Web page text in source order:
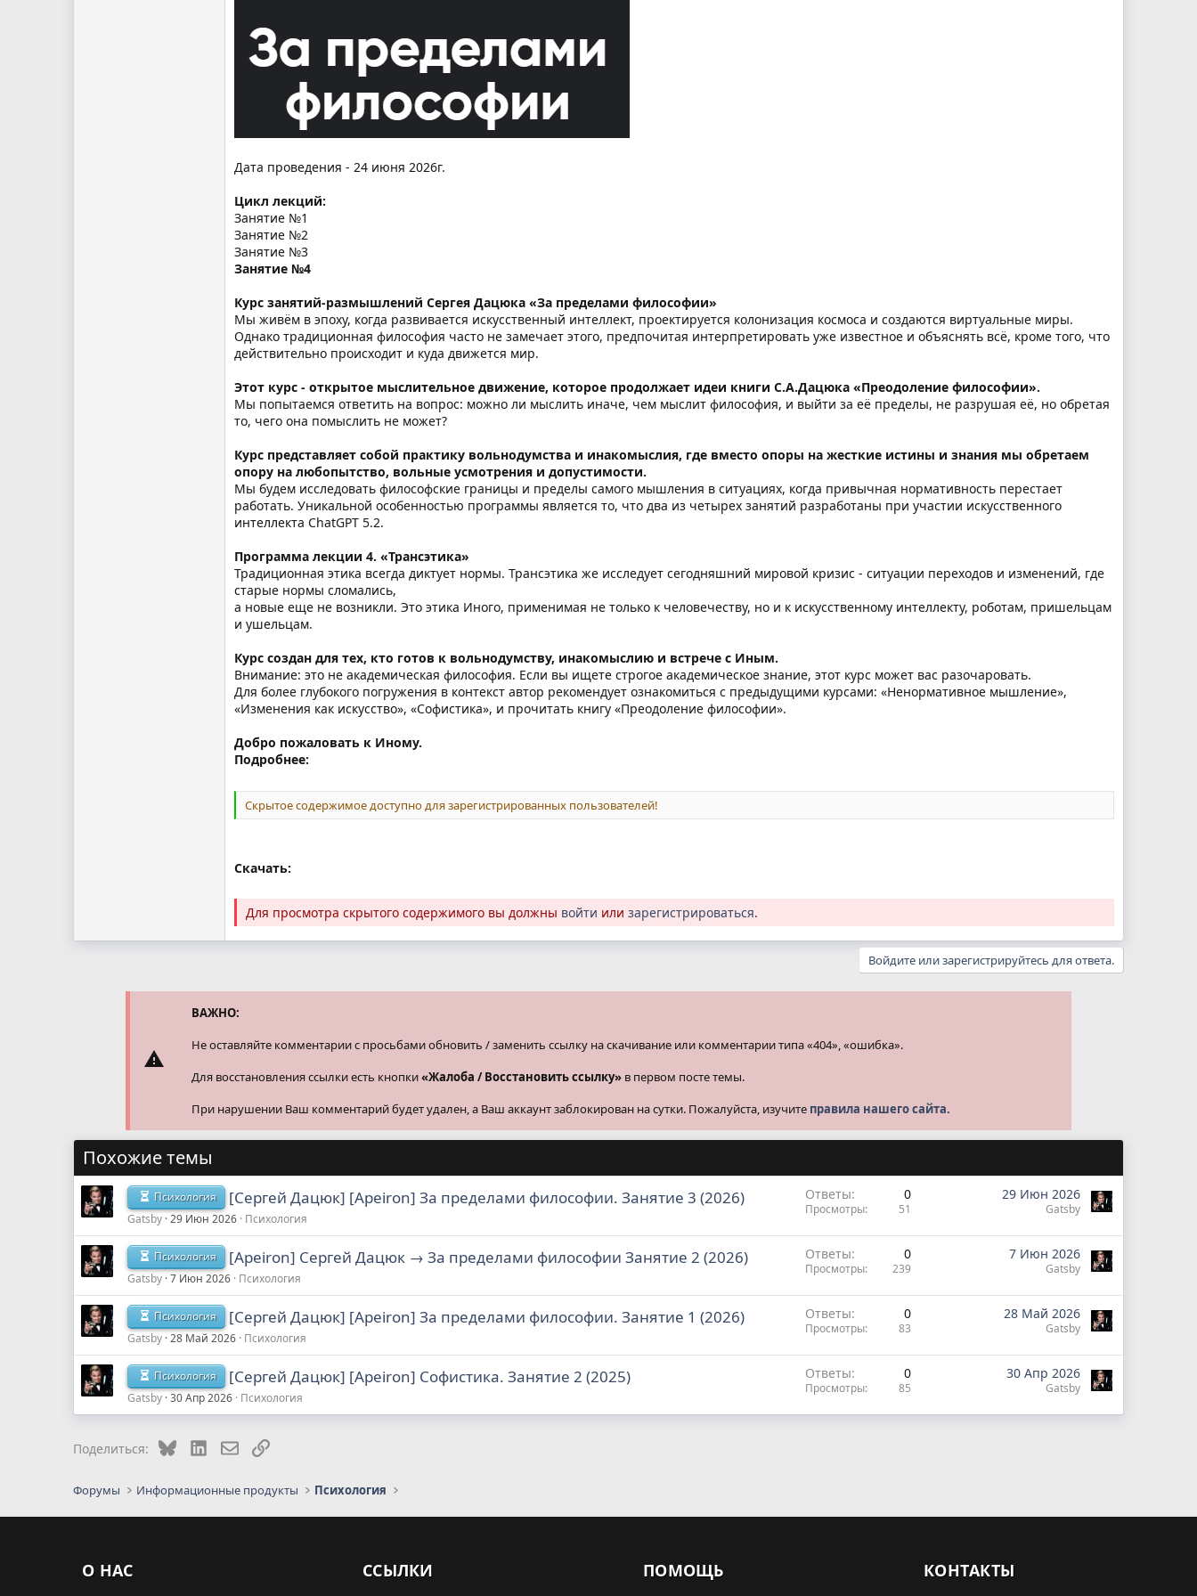
Дата проведения - 24 июня 2026г.
Цикл лекций:
Занятие №1
Занятие №2
Занятие №3
Занятие №4
Курс занятий-размышлений Сергея Дацюка «За пределами философии»
Мы живём в эпоху, когда развивается искусственный интеллект, проектируется колонизация космоса и создаются виртуальные миры.
Однако традиционная философия часто не замечает этого, предпочитая интерпретировать уже известное и объяснять всё, кроме того, что
действительно происходит и куда движется мир.
Этот курс - открытое мыслительное движение, которое продолжает идеи книги С.А.Дацюка «Преодоление философии».
Мы попытаемся ответить на вопрос: можно ли мыслить иначе, чем мыслит философия, и выйти за её пределы, не разрушая её, но обретая
то, чего она помыслить не может?
Курс представляет собой практику вольнодумства и инакомыслия, где вместо опоры на жесткие истины и знания мы обретаем
опору на любопытство, вольные усмотрения и допустимости.
Мы будем исследовать философские границы и пределы самого мышления в ситуациях, когда привычная нормативность перестает
работать. Уникальной особенностью программы является то, что два из четырех занятий разработаны при участии искусственного
интеллекта ChatGPT 5.2.
Программа лекции 4. «Трансэтика»
Традиционная этика всегда диктует нормы. Трансэтика же исследует сегодняшний мировой кризис - ситуации переходов и изменений, где
старые нормы сломались,
а новые еще не возникли. Это этика Иного, применимая не только к человечеству, но и к искусственному интеллекту, роботам, пришельцам
и ушельцам.
Курс создан для тех, кто готов к вольнодумству, инакомыслию и встрече с Иным.
Внимание: это не академическая философия. Если вы ищете строгое академическое знание, этот курс может вас разочаровать.
Для более глубокого погружения в контекст автор рекомендует ознакомиться с предыдущими курсами: «Ненормативное мышление»,
«Изменения как искусство», «Софистика», и прочитать книгу «Преодоление философии».
Добро пожаловать к Иному.
Подробнее:
Скрытое содержимое доступно для зарегистрированных пользователей!
Скачать:
Для просмотра скрытого содержимого вы должны войти или зарегистрироваться.
Войдите или зарегистрируйтесь для ответа.
ВАЖНО:
Не оставляйте комментарии с просьбами обновить / заменить ссылку на скачивание или комментарии типа «404», «ошибка».
Для восстановления ссылки есть кнопки«Жалоба / Восстановить ссылку» в первом посте темы.
При нарушении Ваш комментарий будет удален, а Ваш аккаунт заблокирован на сутки. Пожалуйста, изучите правила нашего сайта.
Похожие темы
Психология [Сергей Дацюк] [Apeiron] За пределами философии. Занятие 3 (2026)
Gatsby 29 Июн 2026 Психология
Ответы 0
Просмотры 51
29 Июн 2026
Gatsby
Психология [Apeiron] Сергей Дацюк → За пределами философии Занятие 2 (2026)
Gatsby 7 Июн 2026 Психология
Ответы 0
Просмотры 239
7 Июн 2026
Gatsby
Психология [Сергей Дацюк] [Apeiron] За пределами философии. Занятие 1 (2026)
Gatsby 28 Май 2026 Психология
Ответы 0
Просмотры 83
28 Май 2026
Gatsby
Психология [Сергей Дацюк] [Apeiron] Софистика. Занятие 2 (2025)
Gatsby 30 Апр 2026 Психология
Ответы 0
Просмотры 85
30 Апр 2026
Gatsby
Поделиться: BlueskyLinkedInЭлектронная почта
Ссылка
Форумы Информационные продукты Психология
О НАС ССЫЛКИ ПОМОЩЬ КОНТАКТЫ